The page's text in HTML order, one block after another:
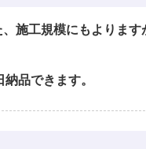
施工規模にもよりま
品できます。